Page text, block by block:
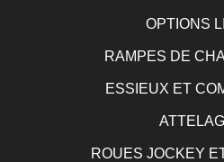
OPTIONS
RAMPES DE
ESSIEUX ET
ROUES JOCKEY